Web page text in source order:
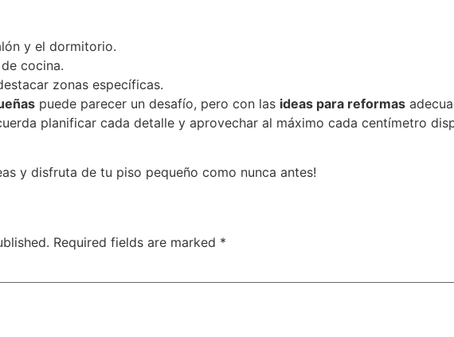
y el dormitorio.
cocina.
zonas específicas.
puede parecer un desafío, pero con las ideas para reformas
planificar cada detalle y aprovechar al máximo cada centímetro
y disfruta de tu piso pequeño como nunca antes!
Required fields are marked *